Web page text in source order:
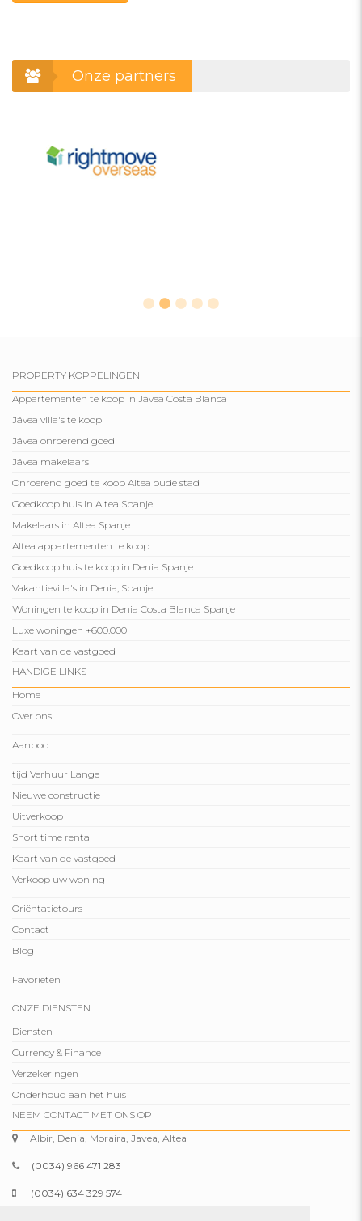
Onze partners
PROPERTY KOPPELINGEN
Appartementen te koop in Jávea Costa Blanca
Jávea villa's te koop
Jávea onroerend goed
Jávea makelaars
Onroerend goed te koop Altea oude stad
Goedkoop huis in Altea Spanje
Makelaars in Altea Spanje
Altea appartementen te koop
Goedkoop huis te koop in Denia Spanje
Vakantievilla's in Denia, Spanje
Woningen te koop in Denia Costa Blanca Spanje
Luxe woningen +600.000
Kaart van de vastgoed
HANDIGE LINKS
Home
Over ons
Aanbod
tijd Verhuur Lange
Nieuwe constructie
Uitverkoop
Short time rental
Kaart van de vastgoed
Verkoop uw woning
Oriëntatietours
Contact
Blog
Favorieten
ONZE DIENSTEN
Diensten
Currency & Finance
Verzekeringen
Onderhoud aan het huis
NEEM CONTACT MET ONS OP
Albir, Denia, Moraira, Javea, Altea
(0034) 966 471 283
(0034) 634 329 574